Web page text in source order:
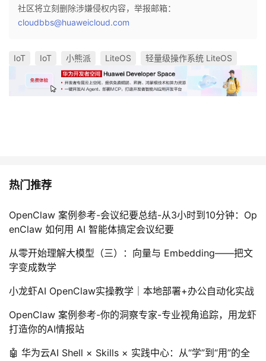
社区将立刻删除涉嫌侵权内容，举报邮箱：
cloudbbs@huaweicloud.com
IoT IoT 小熊派 LiteOS 轻量级操作系统 LiteOS
热门推荐
OpenClaw 案例参考-会议纪要总结-从3小时到10分钟：Op
enClaw 如何用 AI 智能体搞定会议纪要
从零开始理解大模型（三）：向量与 Embedding——把文
字变成数学
小龙虾AI OpenClaw实操教学｜本地部署+办公自动化实战
OpenClaw 案例参考-你的洞察专家-专业视角追踪，用龙虾
打造你的AI情报站
🤖 华为云AI Shell × Skills × 实践中心：从“学”到“用”的全